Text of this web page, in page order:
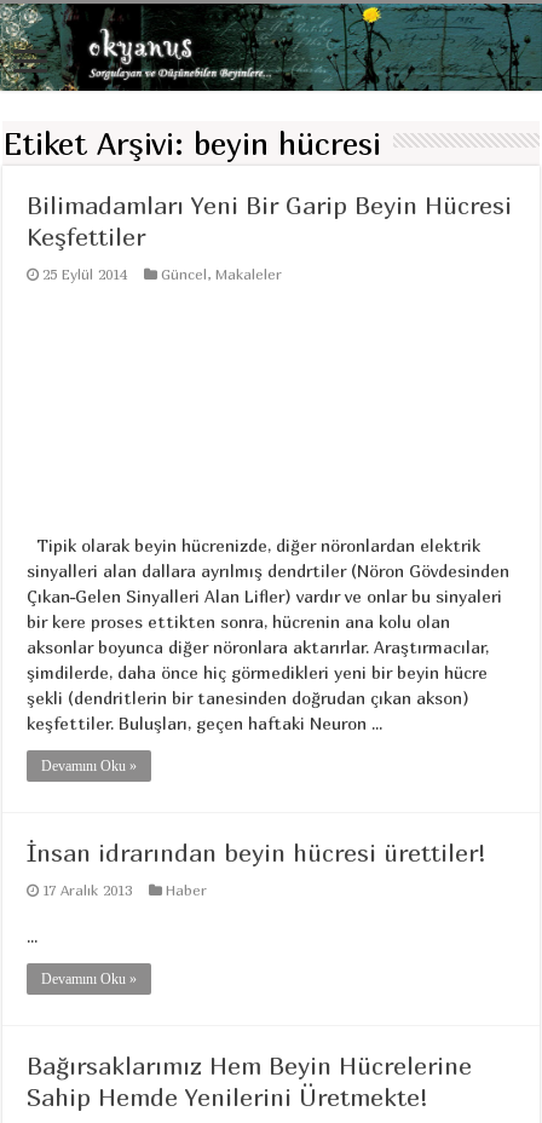
Etiket Arşivi: beyin hücresi
Bilimadamları Yeni Bir Garip Beyin Hücresi
Keşfettiler
25 Eylül 2014 Güncel,Makaleler
Tipik olarak beyin hücrenizde, diğer nöronlardan elektrik
sinyalleri alan dallara ayrılmış dendrtiler (Nöron Gövdesinden
Çıkan-Gelen Sinyalleri Alan Lifler) vardır ve onlar bu sinyaleri
bir kere proses ettikten sonra, hücrenin ana kolu olan
aksonlar boyunca diğer nöronlara aktarırlar. Araştırmacılar,
şimdilerde, daha önce hiç görmedikleri yeni bir beyin hücre
şekli (dendritlerin bir tanesinden doğrudan çıkan akson)
keşfettiler. Buluşları, geçen haftaki Neuron ...
Devamını Oku »
İnsan idrarından beyin hücresi ürettiler!
17 Aralık 2013 Haber
...
Devamını Oku »
Bağırsaklarımız Hem Beyin Hücrelerine
Sahip Hemde Yenilerini Üretmekte!